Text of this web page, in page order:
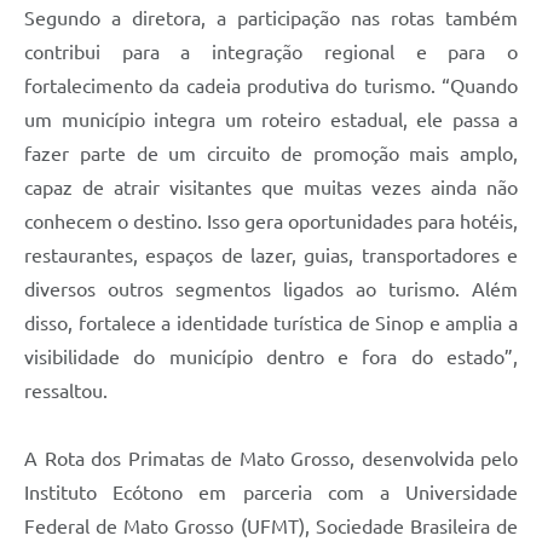
Segundo a diretora, a participação nas rotas também
contribui para a integração regional e para o
fortalecimento da cadeia produtiva do turismo. “Quando
um município integra um roteiro estadual, ele passa a
fazer parte de um circuito de promoção mais amplo,
capaz de atrair visitantes que muitas vezes ainda não
conhecem o destino. Isso gera oportunidades para hotéis,
restaurantes, espaços de lazer, guias, transportadores e
diversos outros segmentos ligados ao turismo. Além
disso, fortalece a identidade turística de Sinop e amplia a
visibilidade do município dentro e fora do estado”,
ressaltou.
A Rota dos Primatas de Mato Grosso, desenvolvida pelo
Instituto Ecótono em parceria com a Universidade
Federal de Mato Grosso (UFMT), Sociedade Brasileira de